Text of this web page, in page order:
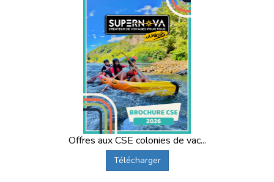
L’organisation d’un séjour en colonies de
vacances en France ou à l'étranger pour
vos congés de Toussaint
Les congés scolaires d’automne sont les vacances à
organiser par excellence pour queles enfants s'amusent
leurs parents travaillent. Cette période avant
l'hiver est rarement propice aux vacances en famille. Pour
organisations fatigantes et effrénées
séjour en colonies de vacances à vos enfants représente
un compromis alléchant. Les enfants, tout au long de leur
séjour en colonie, goûtent auxactivités ludiques
sport au choixen toute sécurité. L'enfant de
Offres aux CSE colonies de vac...
Télécharger